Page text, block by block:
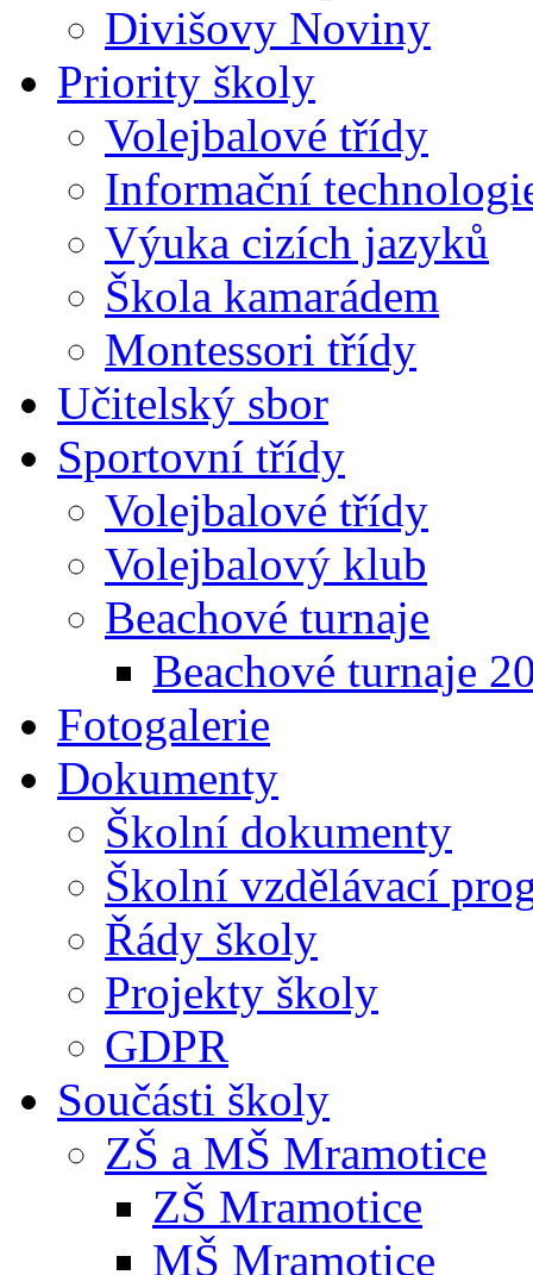
Divišovy Noviny
Priority školy
Volejbalové třídy
Informační
Výuka cizích jazyků
Škola kamarádem
Montessori třídy
Učitelský sbor
Sportovní třídy
Volejbalové třídy
Volejbalový klub
Beachové turnaje
Beachové turnaje
Fotogalerie
Dokumenty
Školní dokumenty
Školní vzdělávací
Řády školy
Projekty školy
GDPR
Součásti školy
ZŠ a MŠ Mramotice
ZŠ Mramotice
MŠ Mramotice